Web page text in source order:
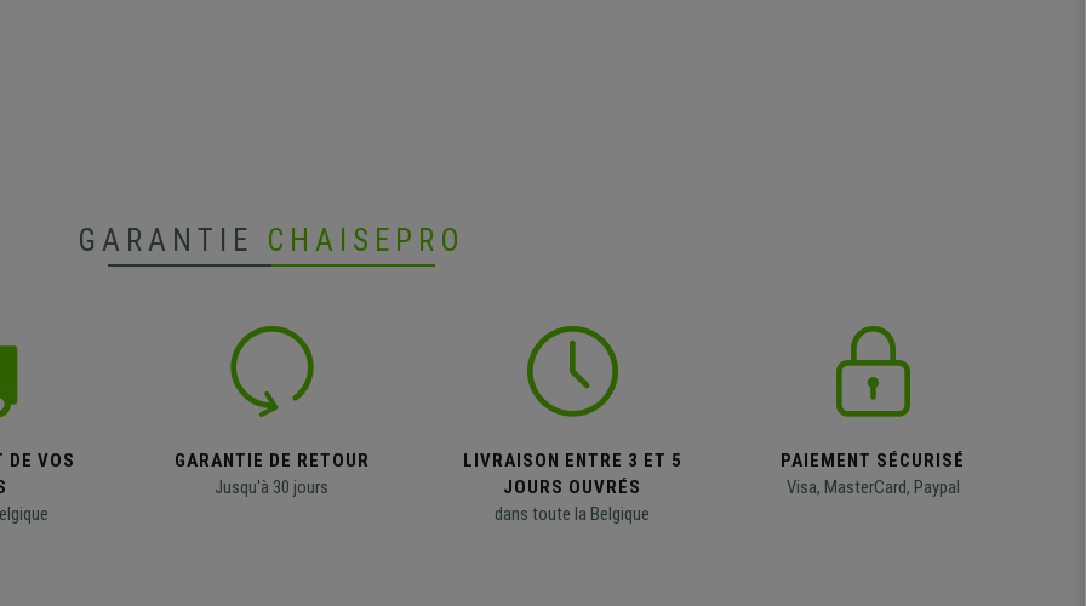
GARANTIE CHAISEPRO
DE VOS
GARANTIE DE RETOUR
Jusqu'à 30 jours
LIVRAISON ENTRE 3 ET 5
JOURS OUVRÉS
dans toute la Belgique
PAIEMENT SÉCURISÉ
Visa, MasterCard, Paypal